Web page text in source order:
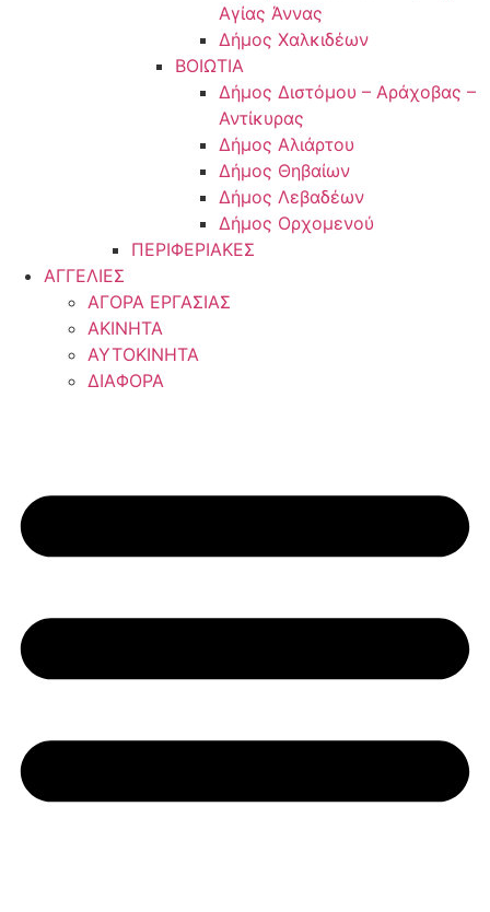
Αγίας Άννας
Δήμος Χαλκιδέων
ΒΟΙΩΤΙΑ
Δήμος Διστόμου – Αράχοβας –
Αντίκυρας
Δήμος Αλιάρτου
Δήμος Θηβαίων
Δήμος Λεβαδέων
Δήμος Ορχομενού
ΠΕΡΙΦΕΡΙΑΚΕΣ
ΑΓΓΕΛΙΕΣ
ΑΓΟΡΑ ΕΡΓΑΣΙΑΣ
ΑΚΙΝΗΤΑ
ΑΥΤΟΚΙΝΗΤΑ
ΔΙΑΦΟΡΑ